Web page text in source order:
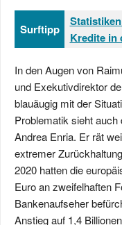
Surftipp
Kredite in
In den Augen von
und Exekutivdirektor
blauäugig mit der
Problematik sieht
Andrea Enria. Er rät
extremer
2020 hatten die
Euro an zweifelhaften
Bankenaufseher
Anstieg auf 1,4